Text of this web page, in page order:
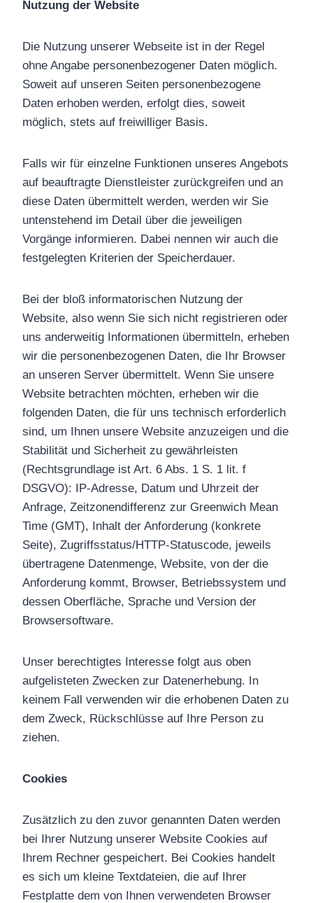
Nutzung der Website
Die Nutzung unserer Webseite ist in der Regel
ohne Angabe personenbezogener Daten möglich.
Soweit auf unseren Seiten personenbezogene
Daten erhoben werden, erfolgt dies, soweit
möglich, stets auf freiwilliger Basis.
Falls wir für einzelne Funktionen unseres Angebots
auf beauftragte Dienstleister zurückgreifen und an
diese Daten übermittelt werden, werden wir Sie
untenstehend im Detail über die jeweiligen
Vorgänge informieren. Dabei nennen wir auch die
festgelegten Kriterien der Speicherdauer.
Bei der bloß informatorischen Nutzung der
Website, also wenn Sie sich nicht registrieren oder
uns anderweitig Informationen übermitteln, erheben
wir die personenbezogenen Daten, die Ihr Browser
an unseren Server übermittelt. Wenn Sie unsere
Website betrachten möchten, erheben wir die
folgenden Daten, die für uns technisch erforderlich
sind, um Ihnen unsere Website anzuzeigen und die
Stabilität und Sicherheit zu gewährleisten
(Rechtsgrundlage ist Art. 6 Abs. 1 S. 1 lit. f
DSGVO): IP-Adresse, Datum und Uhrzeit der
Anfrage, Zeitzonendifferenz zur Greenwich Mean
Time (GMT), Inhalt der Anforderung (konkrete
Seite), Zugriffsstatus/HTTP-Statuscode, jeweils
übertragene Datenmenge, Website, von der die
Anforderung kommt, Browser, Betriebssystem und
dessen Oberfläche, Sprache und Version der
Browsersoftware.
Unser berechtigtes Interesse folgt aus oben
aufgelisteten Zwecken zur Datenerhebung. In
keinem Fall verwenden wir die erhobenen Daten zu
dem Zweck, Rückschlüsse auf Ihre Person zu
ziehen.
Cookies
Zusätzlich zu den zuvor genannten Daten werden
bei Ihrer Nutzung unserer Website Cookies auf
Ihrem Rechner gespeichert. Bei Cookies handelt
es sich um kleine Textdateien, die auf Ihrer
Festplatte dem von Ihnen verwendeten Browser